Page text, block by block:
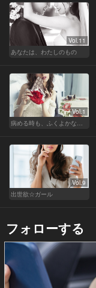
Vol.11
あなたは、わたしのもの
Vol.1
Vol.9
出世欲☆ガール
フォローする